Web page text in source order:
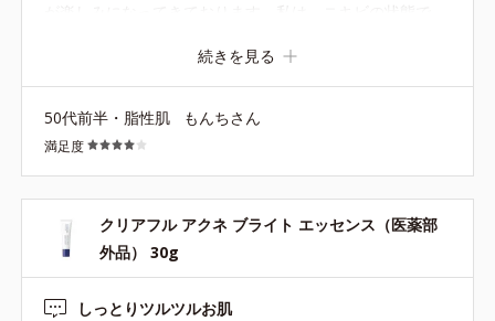
が楽しみになってきております。私は、ニキビの状態で、
ネスポッツの前に、この商品をつけて、アグネスポッツを
つけております。有難うございます。
続きを見る
50代前半・脂性肌 もんちさん
満足度
クリアフル アクネ ブライト エッセンス（医薬部
外品） 30g
しっとりツルツルお肌